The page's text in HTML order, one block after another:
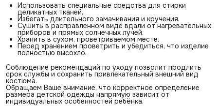
Использовать специальные средства для стирки
деликатных тканей.
Избегать длительного замачивания и кручения.
Сушить в расправленном виде вдали от нагревательных
приборов и прямых солнечных лучей.
Хранить в сухом, проветриваемом месте.
Перед хранением проветрить и убедиться, что изделие
полностью высохло.
Соблюдение рекомендаций по уходу позволит продлить
срок службы и сохранить привлекательный внешний вид
костюма.
Обращаем Ваше внимание, что корректное определение
размера детской одежды напрямую зависит от
индивидуальных особенностей ребёнка.